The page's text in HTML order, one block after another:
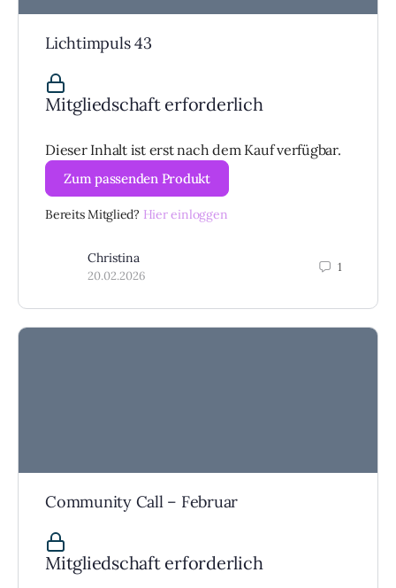
Lichtimpuls 43
Mitgliedschaft erforderlich
Dieser Inhalt ist erst nach dem Kauf verfügbar.
Zum passenden Produkt
Bereits Mitglied? Hier einloggen
Christina
20.02.2026
1
Community Call – Februar
Mitgliedschaft erforderlich